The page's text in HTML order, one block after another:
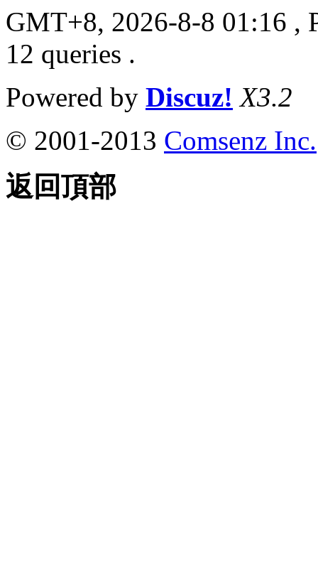
GMT+8, 2026-8-8 01:16 ,
12 queries .
Powered by Discuz! X3.2
© 2001-2013 Comsenz Inc.
返回頂部